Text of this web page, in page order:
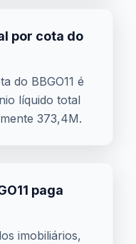
por cota do
do BBGO11 é
líquido total
373,4M.
paga
imobiliários,